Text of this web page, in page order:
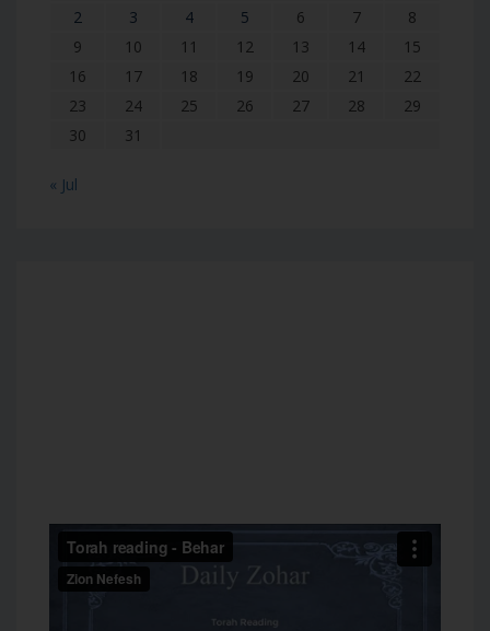
2
3 4 5 6 7
8
9
10 11 12 13 14
15
16
17 18 19 20 21
22
23
24 25 26 27 28
29
30
31
« Jul